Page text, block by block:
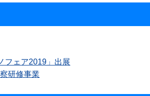
フェア2019」出展
研修事業